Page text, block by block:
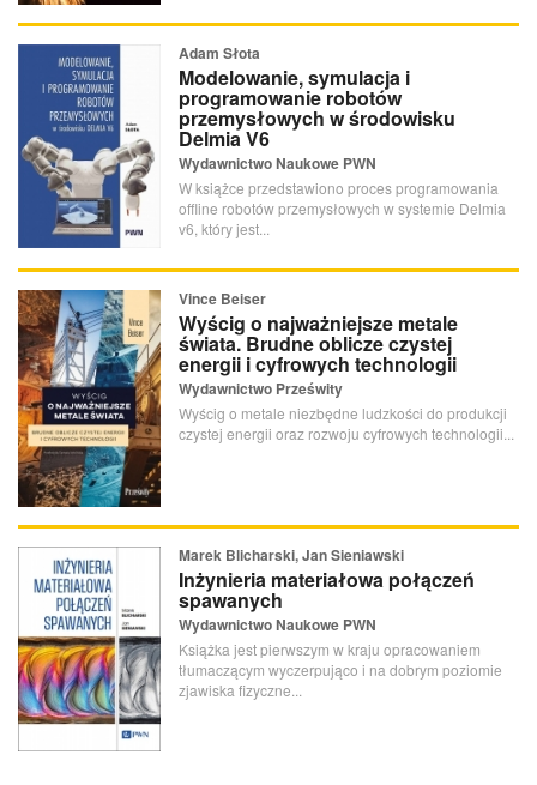
Adam Słota
Modelowanie, symulacja i
programowanie robotów
przemysłowych w środowisku
Delmia V6
Wydawnictwo Naukowe PWN
W książce przedstawiono proces programowania
offline robotów przemysłowych w systemie Delmia
v6, który jest...
Vince Beiser
Wyścig o najważniejsze metale
świata. Brudne oblicze czystej
energii i cyfrowych technologii
Wydawnictwo Prześwity
Wyścig o metale niezbędne ludzkości do produkcji
czystej energii oraz rozwoju cyfrowych technologii...
Marek Blicharski, Jan Sieniawski
Inżynieria materiałowa połączeń
spawanych
Wydawnictwo Naukowe PWN
Książka jest pierwszym w kraju opracowaniem
tłumaczącym wyczerpująco i na dobrym poziomie
zjawiska fizyczne...